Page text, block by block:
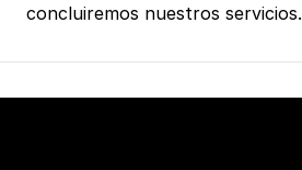
concluiremos nuestros servicios.